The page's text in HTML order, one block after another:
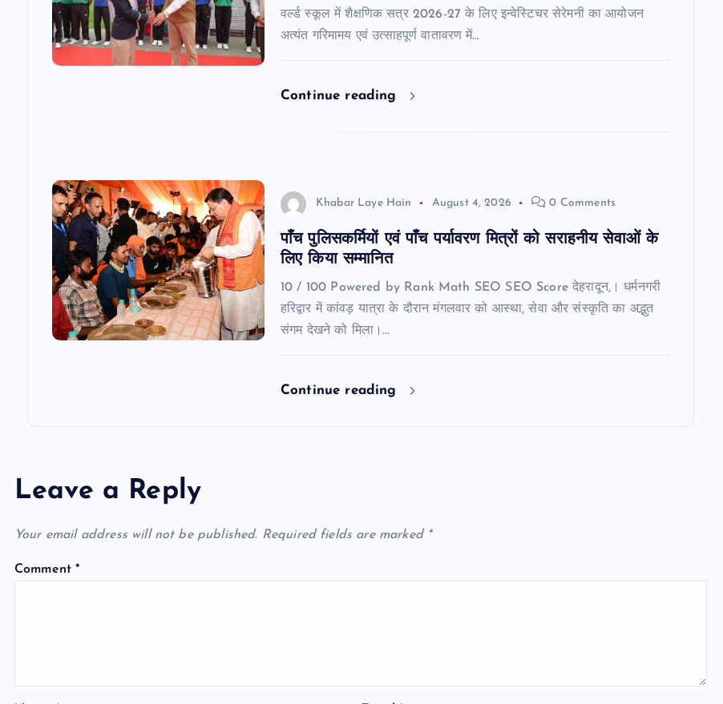
वर्ल्ड स्कूल में शैक्षणिक सत्र 2026-27 के लिए इन्वेस्टिचर सेरेमनी का आयोजन
अत्यंत गरिमामय एवं उत्साहपूर्ण वातावरण में…
Continue reading
Khabar Laye Hain August 4, 2026 0 Comments
पाँच पुलिसकर्मियों एवं पाँच पर्यावरण मित्रों को सराहनीय सेवाओं के
लिए किया सम्मानित
10 / 100 Powered by Rank Math SEO SEO Score देहरादून,। धर्मनगरी
हरिद्वार में कांवड़ यात्रा के दौरान मंगलवार को आस्था, सेवा और संस्कृति का अद्भुत
संगम देखने को मिला।…
Continue reading
Leave a Reply
Your email address will not be published. Required fields are marked *
Comment*